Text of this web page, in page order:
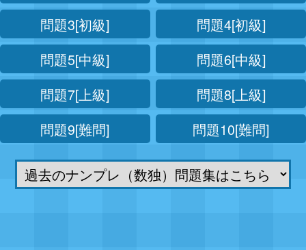
問題3[初級]
問題4[初級]
問題5[中級]
問題6[中級]
問題7[上級]
問題8[上級]
問題9[難問]
問題10[難問]